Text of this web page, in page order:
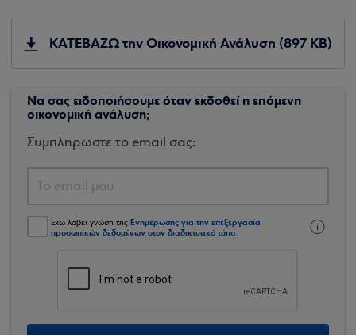
ΚΑΤΕΒΑΖΩ την Οικονομική Ανάλυση (897 KB)
Να σας ειδοποιήσουμε όταν εκδοθεί η επόμενη
οικονομική ανάλυση;
Συμπληρώστε το email σας:
Έχω λάβει γνώση της Ενημέρωσης για την επεξεργασία
προσωπικών δεδομένων στον διαδικτυακό τόπο.